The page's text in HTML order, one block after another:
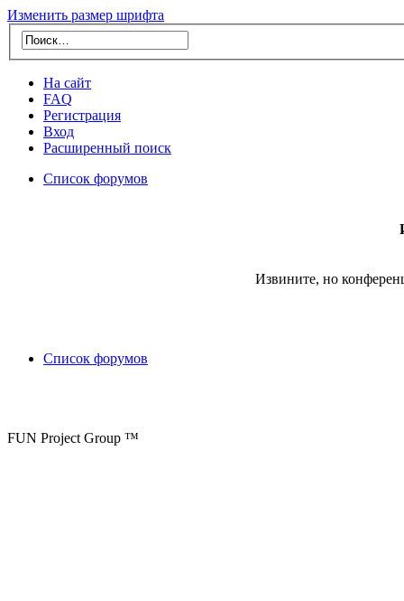
Изменить размер шрифта
На сайт
FAQ
Регистрация
Вход
Расширенный поиск
Список форумов
Извините, но
Список форумов
FUN Project Group ™